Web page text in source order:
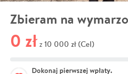
Zbieram na
0 zł z 10 000 zł (Cel)
Dokonaj pierwszej wpłaty.